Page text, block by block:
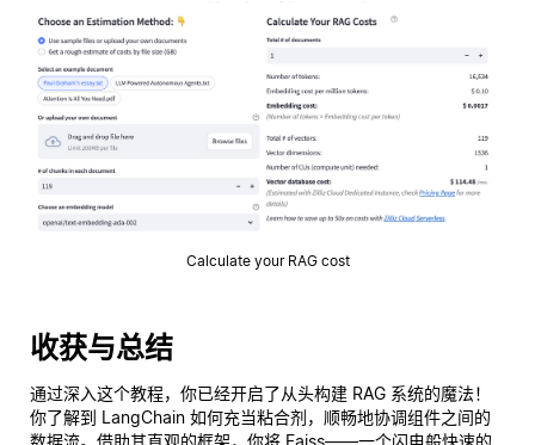
Calculate your RAG cost
收获与总结
通过深入这个教程，你已经开启了从头构建 RAG 系统的魔法！
你了解到 LangChain 如何充当粘合剂，顺畅地协调组件之间的
数据流。借助其直观的框架，你将 Faiss——一个闪电般快速的